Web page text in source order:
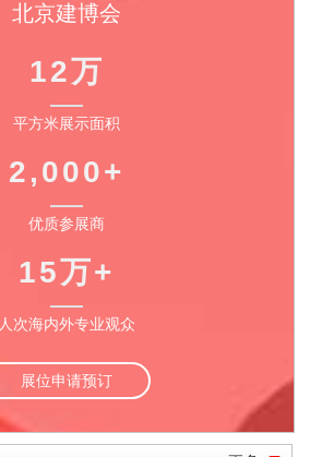
北京建博会
12万
平方米展示面积
2,000+
优质参展商
15万+
人次海内外专业观众
展位申请预订